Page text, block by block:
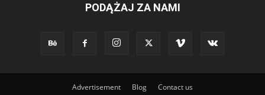
PODĄŻAJ ZA NAMI
Advertisement Blog Contact us